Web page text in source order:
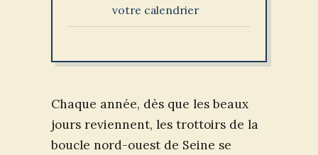
votre calendrier
Chaque année, dès que les beaux
jours reviennent, les trottoirs de la
boucle nord-ouest de Seine se